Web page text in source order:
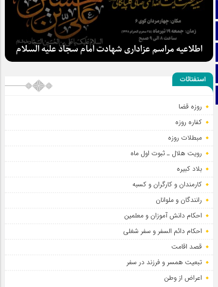
تماس با ما
آپارات
اینستاگرام
تلگرام
اطلاعیه مراسم عزاداری شهادت امام سجاد علیه السلام
استفتائات
روزه قضا
کفاره روزه
مبطلات روزه
رویت هلال ـ ثبوت اول ماه
بلاد کبیره
کارمندان و کارگران و کسبه
رانندگان و ملوانان
احکام دانش آموزان و معلمین
احکام دائم السفر و سفر شغلی
قصد اقامت
تبعیت همسر و فرزند در سفر
اعراض از وطن